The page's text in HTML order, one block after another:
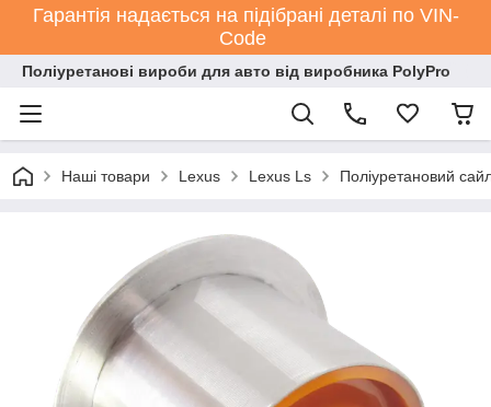
Гарантія надається на підібрані деталі по VIN-
Code
Поліуретанові вироби для авто від виробника PolyPro
Наші товари Lexus Lexus Ls Поліуретановий